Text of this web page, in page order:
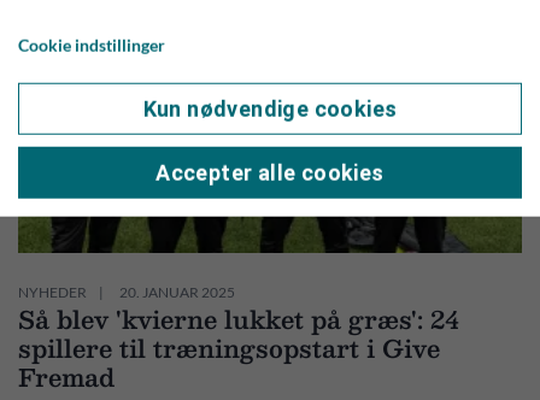
NYHEDER 20. JANUAR 2025
Så blev 'kvierne lukket på græs': 24
spillere til træningsopstart i Give
Fremad
Cookie indstillinger
Kun nødvendige cookies
Accepter alle cookies